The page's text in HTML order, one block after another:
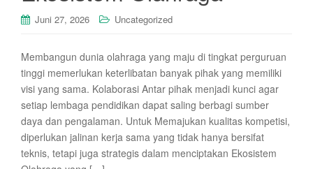
Juni 27, 2026 Uncategorized
Membangun dunia olahraga yang maju di tingkat perguruan
tinggi memerlukan keterlibatan banyak pihak yang memiliki
visi yang sama. Kolaborasi Antar pihak menjadi kunci agar
setiap lembaga pendidikan dapat saling berbagi sumber
daya dan pengalaman. Untuk Memajukan kualitas kompetisi,
diperlukan jalinan kerja sama yang tidak hanya bersifat
teknis, tetapi juga strategis dalam menciptakan Ekosistem